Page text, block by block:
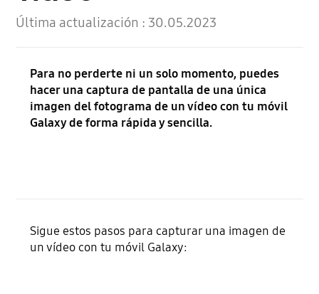
Última actualización : 30.05.2023
Para no perderte ni un solo momento, puedes
hacer una captura de pantalla de una única
imagen del fotograma de un vídeo con tu móvil
Galaxy de forma rápida y sencilla.
Sigue estos pasos para capturar una imagen de
un vídeo con tu móvil Galaxy: